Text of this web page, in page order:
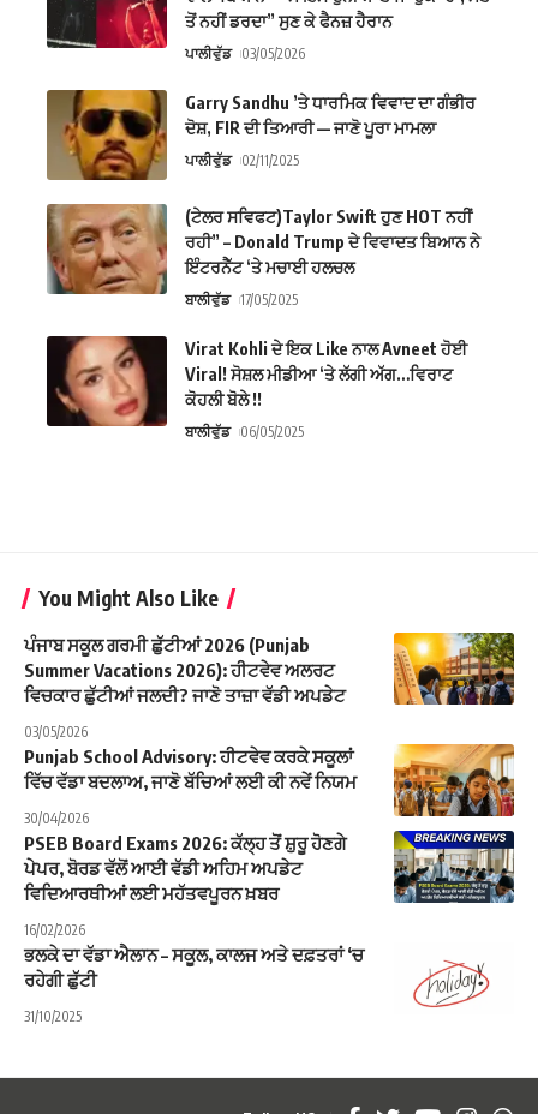
ਤੋਂ ਨਹੀਂ ਡਰਦਾ” ਸੁਣ ਕੇ ਫੈਨਜ਼ ਹੈਰਾਨ
ਪਾਲੀਵੁੱਡ 03/05/2026
Garry Sandhu ’ਤੇ ਧਾਰਮਿਕ ਵਿਵਾਦ ਦਾ ਗੰਭੀਰ
ਦੋਸ਼, FIR ਦੀ ਤਿਆਰੀ — ਜਾਣੋ ਪੂਰਾ ਮਾਮਲਾ
ਪਾਲੀਵੁੱਡ 02/11/2025
(ਟੇਲਰ ਸਵਿਫਟ)Taylor Swift ਹੁਣ HOT ਨਹੀਂ
ਰਹੀ” – Donald Trump ਦੇ ਵਿਵਾਦਤ ਬਿਆਨ ਨੇ
ਇੰਟਰਨੈੱਟ ‘ਤੇ ਮਚਾਈ ਹਲਚਲ
ਬਾਲੀਵੁੱਡ 17/05/2025
Virat Kohli ਦੇ ਇਕ Like ਨਾਲ Avneet ਹੋਈ
Viral! ਸੋਸ਼ਲ ਮੀਡੀਆ ‘ਤੇ ਲੱਗੀ ਅੱਗ…ਵਿਰਾਟ
ਕੋਹਲੀ ਬੋਲੇ !!
ਬਾਲੀਵੁੱਡ 06/05/2025
You Might Also Like
ਪੰਜਾਬ ਸਕੂਲ ਗਰਮੀ ਛੁੱਟੀਆਂ 2026 (Punjab
Summer Vacations 2026): ਹੀਟਵੇਵ ਅਲਰਟ
ਵਿਚਕਾਰ ਛੁੱਟੀਆਂ ਜਲਦੀ? ਜਾਣੋ ਤਾਜ਼ਾ ਵੱਡੀ ਅਪਡੇਟ
03/05/2026
Punjab School Advisory: ਹੀਟਵੇਵ ਕਰਕੇ ਸਕੂਲਾਂ
ਵਿੱਚ ਵੱਡਾ ਬਦਲਾਅ, ਜਾਣੋ ਬੱਚਿਆਂ ਲਈ ਕੀ ਨਵੇਂ ਨਿਯਮ
30/04/2026
PSEB Board Exams 2026: ਕੱਲ੍ਹ ਤੋਂ ਸ਼ੁਰੂ ਹੋਣਗੇ
ਪੇਪਰ, ਬੋਰਡ ਵੱਲੋਂ ਆਈ ਵੱਡੀ ਅਹਿਮ ਅਪਡੇਟ
ਵਿਦਿਆਰਥੀਆਂ ਲਈ ਮਹੱਤਵਪੂਰਨ ਖ਼ਬਰ
16/02/2026
ਭਲਕੇ ਦਾ ਵੱਡਾ ਐਲਾਨ – ਸਕੂਲ, ਕਾਲਜ ਅਤੇ ਦਫ਼ਤਰਾਂ ‘ਚ
ਰਹੇਗੀ ਛੁੱਟੀ
31/10/2025